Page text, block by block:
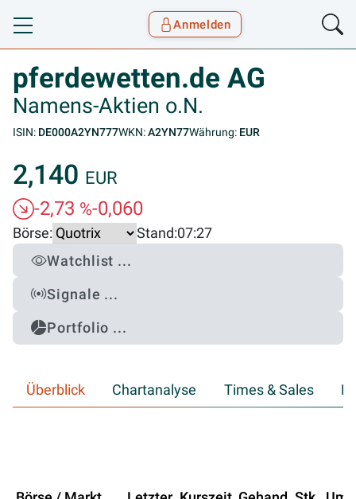
Toggle navigation
Anmelden
pferdewetten.de AG
Namens-Aktien o.N.
ISIN: DE000A2YN777WKN:A2YN77Währung: EUR
2,140 EUR
-2,73 %-0,060
Börse: Stand:07:27
Watchlist ...
Signale ...
Portfolio ...
Überblick Chartanalyse Times & Sales